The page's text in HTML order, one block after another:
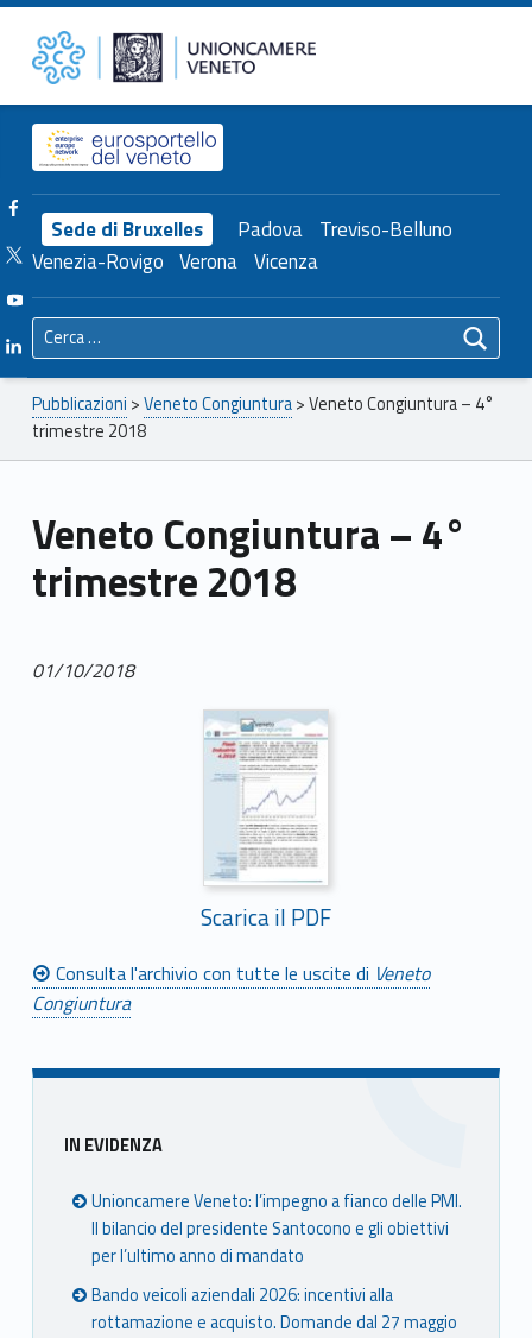
Veneto Congiuntura – 4° trimestre 2018 – Unioncamere del Veneto Unioncamere del Veneto
Header info sidebar
Sede di Bruxelles Padova Treviso-Belluno
Venezia-Rovigo Verona Vicenza
Facebook Unioncamere Veneto
Twitter Unioncamere Veneto
Youtube Unioncamere Veneto
Linkedin Unioncamere Veneto
Ricerca per:
Breadcrumbs navigation
Pubblicazioni >Veneto Congiuntura>Veneto Congiuntura – 4°
trimestre 2018
Veneto Congiuntura – 4°
trimestre 2018
01/10/2018
Scarica il PDF
Consulta l'archivio con tutte le uscite di Veneto
Congiuntura
Skip back to main navigation
Sidebar
IN EVIDENZA
Unioncamere Veneto: l’impegno a fianco delle PMI.
Il bilancio del presidente Santocono e gli obiettivi
per l’ultimo anno di mandato
Bando veicoli aziendali 2026: incentivi alla
rottamazione e acquisto. Domande dal 27 maggio